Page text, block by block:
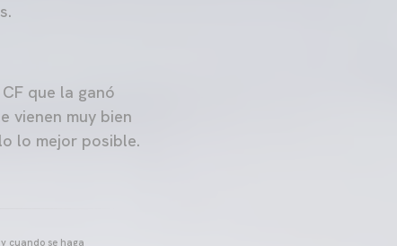
que la ganó
vienen muy bien
lo mejor posible.
cuando se haga